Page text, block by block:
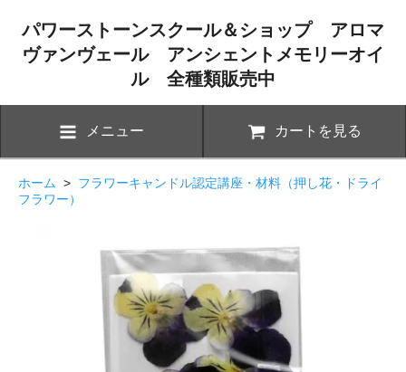
パワーストーンスクール＆ショップ アロマ
ヴァンヴェール アンシェントメモリーオイ
ル 全種類販売中
メニュー カートを見る
ホーム > フラワーキャンドル認定講座・材料（押し花・ドライ
フラワー）